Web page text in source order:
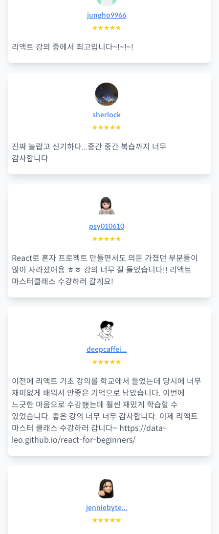
jungho9966
★★★★★
리액트 강의 중에서 최고입니다~!~!~!
sherlock
★★★★★
진짜 놀랍고 신기하다...중간 중간 복습까지 너무
감사합니다
psy010610
★★★★★
React로 혼자 프로젝트 만들면서도 의문 가졌던 부분들이
많이 사라졌어용 ㅎㅎ 강의 너무 잘 들었습니다!! 리액트
마스터클래스 수강하러 갈게요!
deepcaffei...
★★★★★
이전에 리액트 기초 강의를 학교에서 들었는데 당시에 너무
재미없게 배워서 안좋은 기억으로 남았습니다. 이번에
느긋한 마음으로 수강헀는데 훨씬 재밌게 학습할 수
있었습니다. 좋은 강의 너무 너무 감사합니다. 이제 리액트
마스터 클래스 수강하러 갑니다~ https://data-
leo.github.io/react-for-beginners/
jenniebyte...
★★★★★